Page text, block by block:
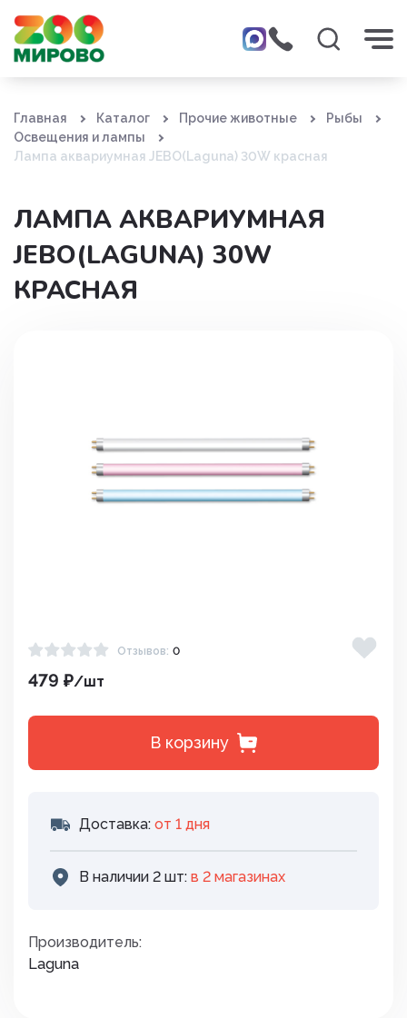
Главная Каталог Прочие животные
Рыбы
Освещения и лампы
Лампа аквариумная JEBO(Laguna) 30W красная
ЛАМПА АКВАРИУМНАЯ
JEBO(LAGUNA) 30W
КРАСНАЯ
Отзывов: 0
479 ₽/шт
В корзину
Доставка: от 1 дня
В наличии 2 шт: в 2 магазинах
Производитель:
Laguna